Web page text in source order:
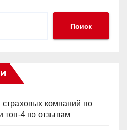
ть
Поиск
страховых компаний по
топ-4 по отзывам